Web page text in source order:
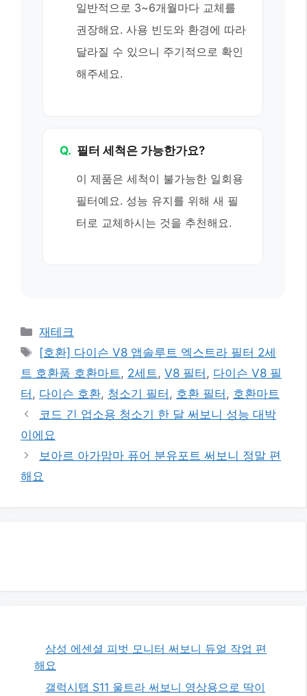
일반적으로 3~6개월마다 교체를
권장해요. 사용 빈도와 환경에 따라
달라질 수 있으니 주기적으로 확인
해주세요.
Q. 필터 세척은 가능한가요?
이 제품은 세척이 불가능한 일회용
필터예요. 성능 유지를 위해 새 필
터로 교체하시는 것을 추천해요.
카
테
리
재테크
태
그
[호환] 다이슨 V8 앱솔루트 엑스트라 필터 2세
트 호환품 호환마트, 2세트, V8 필터 , 다이슨 V8 필
터 , 다이슨 호환, 청소기 필터 , 호환 필터 , 호환마트
코드 긴 업소용 청소기 한 달 써보니 성능 대박
이에요
보아르 아가맘마 퓨어 분유포트 써보니 정말 편
해요
삼성 에센셜 피벗 모니터 써보니 듀얼 작업 편
해요
갤럭시탭 S11 울트라 써보니 영상용으로 딱이